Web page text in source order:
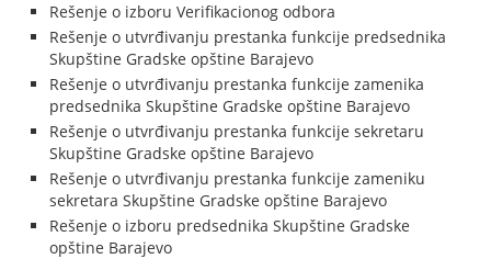
Rešenje o izboru Verifikacionog odbora
Rešenje o utvrđivanju prestanka funkcije predsednika
Skupštine Gradske opštine Barajevo
Rešenje o utvrđivanju prestanka funkcije zamenika
predsednika Skupštine Gradske opštine Barajevo
Rešenje o utvrđivanju prestanka funkcije sekretaru
Skupštine Gradske opštine Barajevo
Rešenje o utvrđivanju prestanka funkcije zameniku
sekretara Skupštine Gradske opštine Barajevo
Rešenje o izboru predsednika Skupštine Gradske
opštine Barajevo